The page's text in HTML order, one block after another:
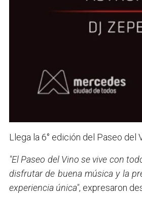
Llega la 6° edición del Paseo del
"El Paseo del Vino se vive con
disfrutar de buena música y la
experiencia única", expresaron